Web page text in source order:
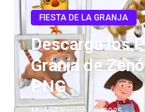
FIESTA DE LA GRANJA
Descarga los
Granja de
PNG